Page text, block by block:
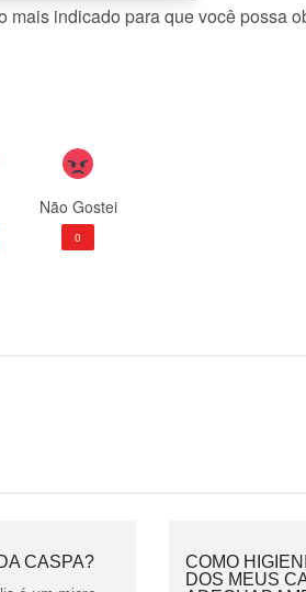
mais indicado para que você possa
Não Gostei
0
CASPA?
COMO
DOS MEUS